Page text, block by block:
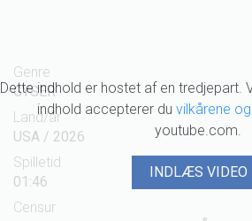
Dette indhold er hostet af en tredjepart.
indhold accepterer du vilkårene
youtube.com.
INDLÆS VIDEO
Genre
GYSER
Land/år
USA / 2026
Spilletid
01:46
Censur